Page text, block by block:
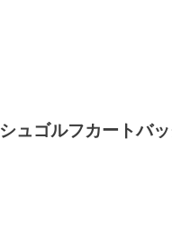
ュゴルフカートバ